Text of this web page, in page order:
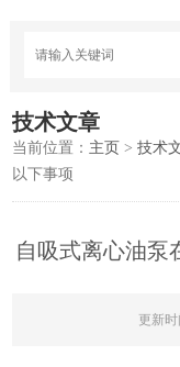
技术文章
当前位置： 主页 >技术
以下事项
自吸式离心油泵
更新